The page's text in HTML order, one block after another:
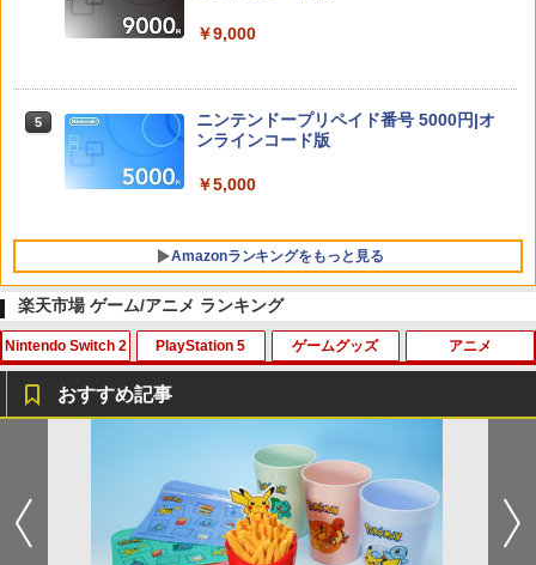
￥9,000
5
ニンテンドープリペイド番号 5000円|オ
ンラインコード版
￥5,000
Amazonランキングをもっと見る
1
PlayStation 5 デジタル・エディション
￥55,000
Beast of Reincarnation -PS5 【特典】
プロダクトコード 封入
1
【純正品】Xbox ワイヤレス コントロー
【純正品】Xbox ワイヤレス コントロー
ラー (ロボット ホワイト)
1
【Amazon.co.jp限定】劇場版モノノ怪
(オリジナル特典:オリジナル巾着＋メー
カー特典:【坤と離】二振りの剣、十翼よ
り来たる！スタジオ描き下ろしイラスト
ボード付) [Blu-ray]
￥10,780
楽天市場 ゲーム/アニメ ランキング
Nintendo Switch 2
【楽天ブックス限定特典】ドンキーコン
グ バナンザ(「スーパーマリオ」ステッ
カー2種)
￥7,902
PlayStation 5
【レビュー評価上昇中】 新型 PS5 Slim /
PS5 Pro 冷却ファン PS5スリム用 冷却
ファン 自動温度検出 3段階風速調整 LED
ライト USB付き 低騒音 急速冷却 放熱
プレステ5スリム用 ディスク/デジタル版
対応 PS5 周辺機器 PS5 Pro 新型PS5
ゲームグッズ
【中古】大乱闘スマッシュブラザーズX
￥350
アニメ
【中古】アラジン ジャファーの逆襲 [レ
ンタル落ち] [Blu-ray] [ブルーレイ]
￥324
おすすめ記事